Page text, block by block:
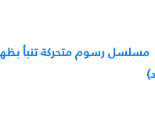
مسلسل رسوم متحركة تنبأ